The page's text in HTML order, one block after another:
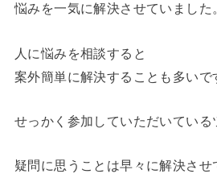
悩みを一気に解決させていました
人に悩みを相談すると
案外簡単に解決することも多いで
せっかく参加していただいている
疑問に思うことは早々に解決させ